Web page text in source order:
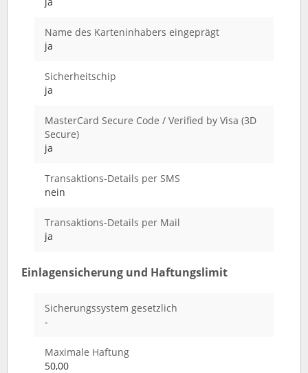
Name des Karteninhabers eingeprägt
ja
Sicherheitschip
ja
MasterCard Secure Code / Verified by Visa (3D
Secure)
ja
Transaktions-Details per SMS
nein
Transaktions-Details per Mail
ja
Einlagensicherung und Haftungslimit
Sicherungssystem gesetzlich
-
Maximale Haftung
50,00